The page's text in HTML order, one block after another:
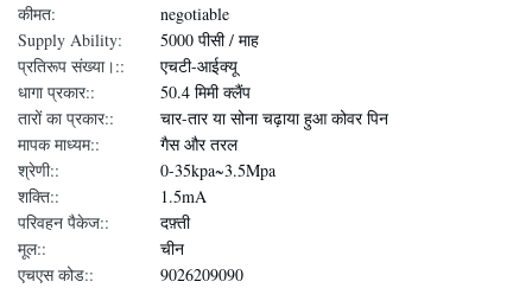
कीमत:
negotiable
Supply Ability:
5000 पीसी / माह
प्रतिरूप संख्या।::
एचटी-आईक्यू
धागा प्रकार::
50.4 मिमी क्लैंप
तारों का प्रकार::
चार-तार या सोना चढ़ाया हुआ कोवर पिन
मापक माध्यम::
गैस और तरल
श्रेणी::
0-35kpa~3.5Mpa
शक्ति::
1.5mA
परिवहन पैकेज::
दफ़्ती
मूल::
चीन
एचएस कोड::
9026209090